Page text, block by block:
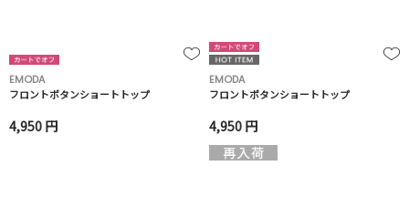
EMODA
フロントボタンショートトップ
4,950 円
EMODA
フロントボタンショートトップ
4,950 円